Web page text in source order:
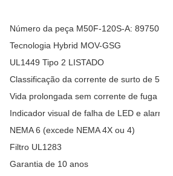
Número da peça M50F-120S-A:
Tecnologia Hybrid MOV-GSG
UL1449 Tipo 2 LISTADO
Classificação da corrente de surto de
Vida prolongada sem corrente de fuga
Indicador visual de falha de LED e alarme
NEMA 6 (excede NEMA 4X ou 4)
Filtro UL1283
Garantia de 10 anos